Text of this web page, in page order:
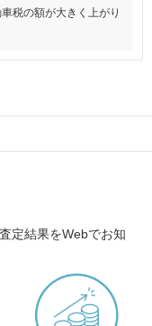
税の額が大きく上がり
定結果をWebでお知